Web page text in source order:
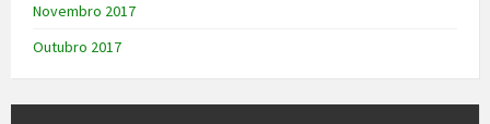
Novembro 2017
Outubro 2017